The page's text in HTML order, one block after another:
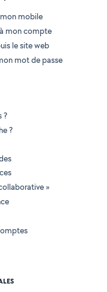
mon mobile
mon compte
le site web
mot de passe
?
?
»